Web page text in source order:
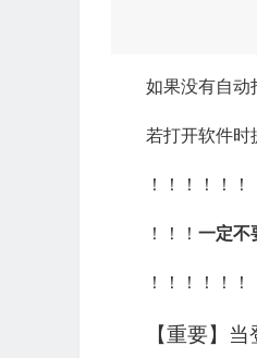
如果没有自动
若打开软件时
！！！！！
！！！ 一定不
！！！！！
【重要】